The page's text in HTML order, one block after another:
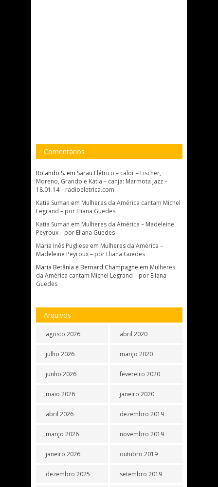
Comentários
Rolando S. em Sarau Elétrico – calor – Fischer,
Moreno, Grando e Katia – canja: Marmota Jazz –
18.01.14 – radioeletrica.com
Katia Suman em Mulheres da América cantam Michel
Legrand – por Eliana Guedes
Katia Suman em Mulheres da América – Madeleine
Peyroux – por Eliana Guedes
Maria Inês Pugliese em Mulheres da América –
Madeleine Peyroux – por Eliana Guedes
Maria Betânia e Bernard Champagne em Mulheres
da América cantam Michel Legrand – por Eliana
Guedes
Arquivos
agosto 2026
julho 2026
junho 2026
maio 2026
abril 2026
março 2026
janeiro 2026
dezembro 2025
abril 2020
março 2020
fevereiro 2020
janeiro 2020
dezembro 2019
novembro 2019
outubro 2019
setembro 2019